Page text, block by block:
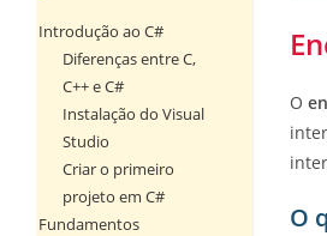
O
O
Introdução ao C#
Diferenças entre C,
C++ e C#
Instalação do Visual
Studio
Criar o primeiro
projeto em C#
Fundamentos